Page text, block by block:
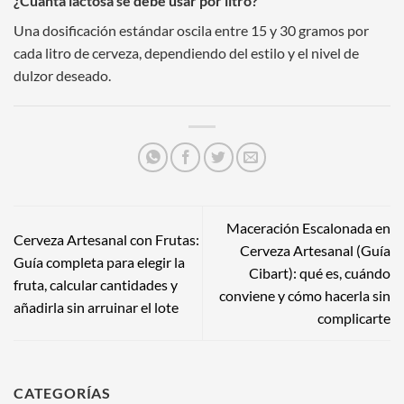
Una dosificación estándar oscila entre 15 y 30 gramos por
cada litro de cerveza, dependiendo del estilo y el nivel de
dulzor deseado.
Cerveza Artesanal con Frutas:
Guía completa para elegir la
fruta, calcular cantidades y
añadirla sin arruinar el lote
Maceración Escalonada en
Cerveza Artesanal (Guía
Cibart): qué es, cuándo
conviene y cómo hacerla sin
complicarte
CATEGORÍAS